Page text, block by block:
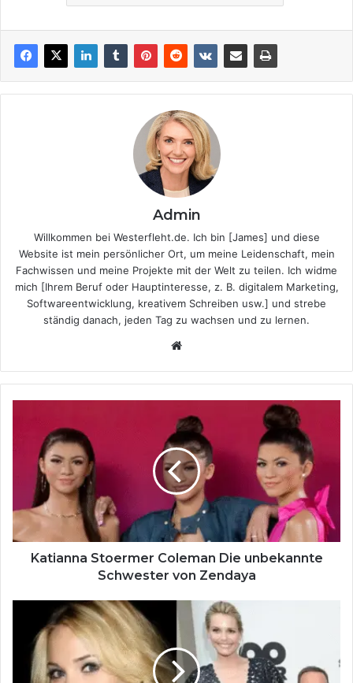
Admin
Willkommen bei Westerfleht.de. Ich bin [James] und diese
Website ist mein persönlicher Ort, um meine Leidenschaft, mein
Fachwissen und meine Projekte mit der Welt zu teilen. Ich widme
mich [Ihrem Beruf oder Hauptinteresse, z. B. digitalem Marketing,
Softwareentwicklung, kreativem Schreiben usw.] und strebe
ständig danach, jeden Tag zu wachsen und zu lernen.
Coleman
unbekannte
Schwester
von
Zendaya
Katianna Stoermer Coleman Die unbekannte
Schwester von Zendaya
Knipfing
stille
Schwester